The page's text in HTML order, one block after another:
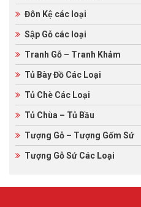
Đôn Kệ các loại
Sập Gỗ các loại
Tranh Gỗ – Tranh Khảm
Tủ Bày Đồ Các Loại
Tủ Chè Các Loại
Tủ Chùa – Tủ Bầu
Tượng Gỗ – Tượng Gốm Sứ
Tượng Gỗ Sứ Các Loại